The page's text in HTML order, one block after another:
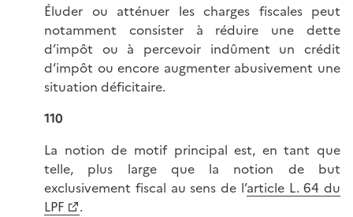
Éluder ou atténuer les charges fiscales peut
notamment consister à réduire une dette
d’impôt ou à percevoir indûment un crédit
d’impôt ou encore augmenter abusivement une
situation déficitaire.
110
La notion de motif principal est, en tant que
telle, plus large que la notion de but
exclusivement fiscal au sens de l’article L. 64 du
LPF
.